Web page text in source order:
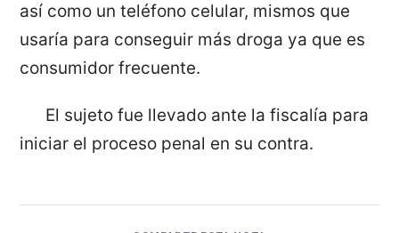
así como un teléfono celular, mismos que
usaría para conseguir más droga ya que es
consumidor frecuente.
El sujeto fue llevado ante la fiscalía para
iniciar el proceso penal en su contra.